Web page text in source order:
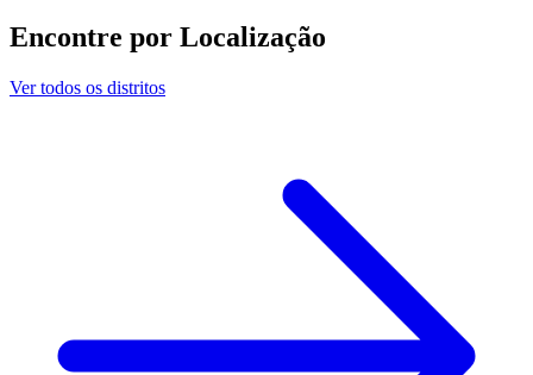
Encontre por Localização
Ver todos os distritos